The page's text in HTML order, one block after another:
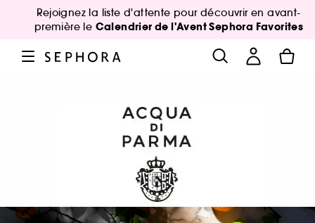
Rejoignez la liste d'attente pour découvrir en avant-
première le Calendrier de l'Avent Sephora Favorites